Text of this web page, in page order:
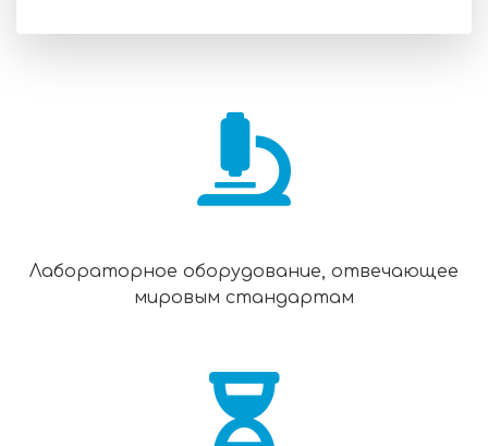
Лабораторное оборудование, отвечающее
мировым стандартам